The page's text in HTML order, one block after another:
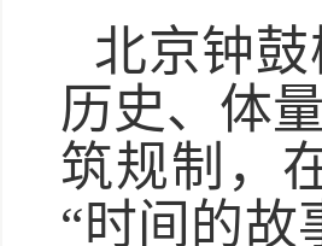
北京钟
历史、体
筑规制，
“时间的故